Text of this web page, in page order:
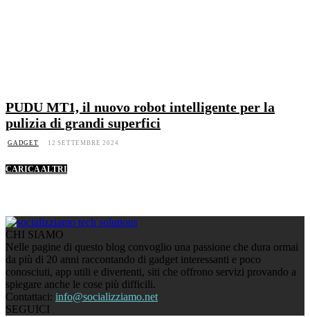
PUDU MT1, il nuovo robot intelligente per la
pulizia di grandi superfici
GADGET 12 SETTEMBRE 2024
CARICA ALTRI
CHI SIAMO
Nelle pagine di questo blog convoglio una passione che dura ormai
da più di 20 anni raccontando di gadget interessanti e poco
conosciuti, app utili e divertenti, siti che offrono servizi provando a
spiegare anche le cose più difficili.
Contattaci: info@socializziamo.net
SEGUICI